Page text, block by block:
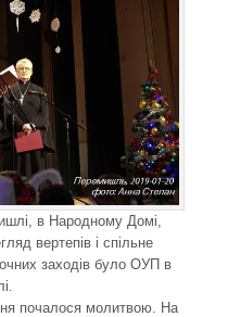
в Народному Домі,
вертепів і спільне
заходів було ОУП в
почалося молитвою. На